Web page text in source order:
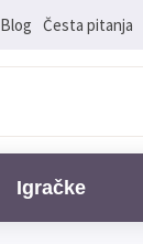
Blog Česta pitanja
Igračke